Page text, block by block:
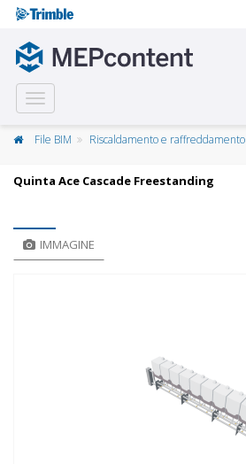
Toggle
navigation
File BIM Riscaldamento e raffreddamento
Quinta Ace Cascade Freestanding
IMMAGINE